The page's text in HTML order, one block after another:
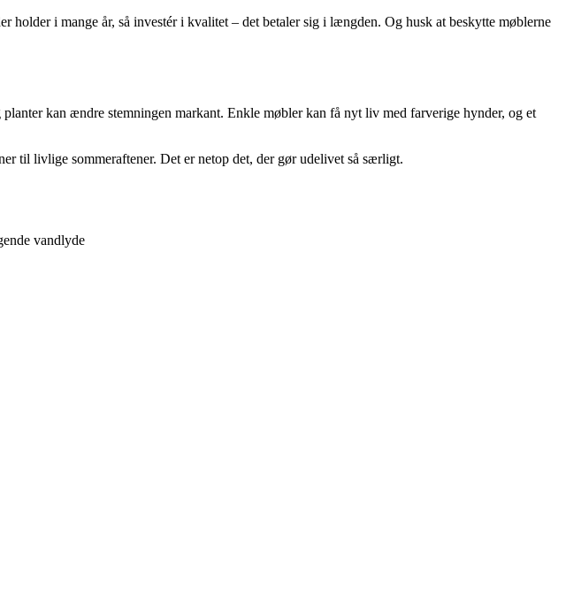
i mange år, så investér i kvalitet – det betaler sig i længden. Og husk at beskytte møblerne
kan ændre stemningen markant. Enkle møbler kan få nyt liv med farverige hynder, og et
til livlige sommeraftener. Det er netop det, der gør udelivet så særligt.
vandlyde